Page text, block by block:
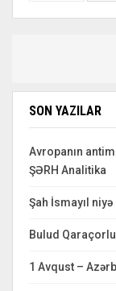
SON YAZILAR
Avropanın
ŞƏRH Analitika
Şah İsmayıl
Bulud
1 Avqust –